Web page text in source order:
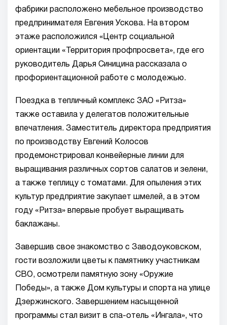
фабрики расположено мебельное производство
предпринимателя Евгения Ускова. На втором
этаже расположился «Центр социальной
ориентации «Территория профпросвета», где его
руководитель Дарья Синицина рассказала о
профориентационной работе с молодежью.
Поездка в тепличный комплекс ЗАО «Ритза»
также оставила у делегатов положительные
впечатления. Заместитель директора предприятия
по производству Евгений Колосов
продемонстрировал конвейерные линии для
выращивания различных сортов салатов и зелени,
а также теплицу с томатами. Для опыления этих
культур предприятие закупает шмелей, а в этом
году «Ритза» впервые пробует выращивать
баклажаны.
Завершив свое знакомство с Заводоуковском,
гости возложили цветы к памятнику участникам
СВО, осмотрели памятную зону «Оружие
Победы», а также Дом культуры и спорта на улице
Дзержинского. Завершением насыщенной
программы стал визит в спа-отель «Ингала», что